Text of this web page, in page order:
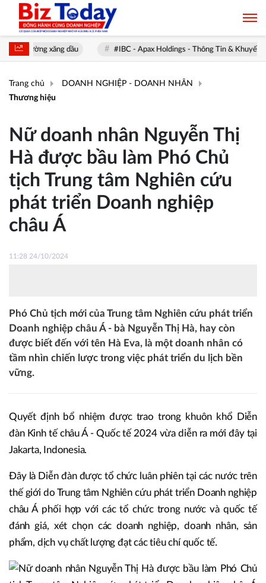
xăng dầu #IBC - Apax Holdings - Thông Tin & Khuyến nghị
Trang chủ
DOANH NGHIỆP - DOANH NHÂN
Thương hiệu
Nữ doanh nhân Nguyễn Thị
Hà được bầu làm Phó Chủ
tịch Trung tâm Nghiên cứu
phát triển Doanh nghiệp
châu Á
11:28 24/10/2024
Phó Chủ tịch mới của Trung tâm Nghiên cứu phát triển
Doanh nghiệp châu Á - bà Nguyễn Thị Hà, hay còn
được biết đến với tên Hà Eva, là một doanh nhân có
tầm nhìn chiến lược trong việc phát triển du lịch bền
vững.
Quyết định bổ nhiệm được trao trong khuôn khổ Diễn
đàn Kinh tế châu Á - Quốc tế 2024 vừa diễn ra mới đây tại
Jakarta, Indonesia.
Đây là Diễn đàn được tổ chức luân phiên tại các nước trên
thế giới do Trung tâm Nghiên cứu phát triển Doanh nghiệp
châu Á phối hợp với các tổ chức trong nước và quốc tế
đánh giá, xét chọn các doanh nghiệp, doanh nhân, sản
phẩm, dịch vụ chất lượng đạt các tiêu chí quốc tế.